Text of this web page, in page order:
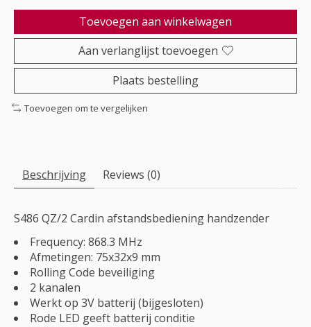
Toevoegen aan winkelwagen
Aan verlanglijst toevoegen
Plaats bestelling
Toevoegen om te vergelijken
Beschrijving Reviews (0)
S486 QZ/2 Cardin afstandsbediening handzender
Frequency: 868.3 MHz
Afmetingen: 75x32x9 mm
Rolling Code beveiliging
2 kanalen
Werkt op 3V batterij (bijgesloten)
Rode LED geeft batterij conditie